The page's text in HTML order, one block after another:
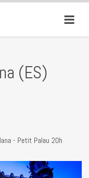
(ES)
- Petit Palau 20h